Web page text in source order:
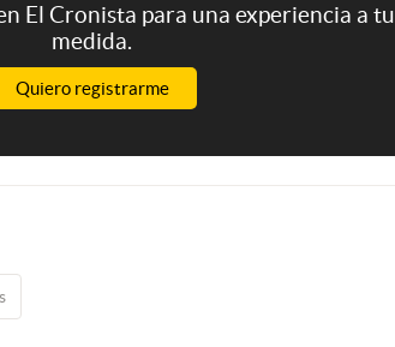
El Cronista para una experiencia a tu
medida.
Quiero registrarme